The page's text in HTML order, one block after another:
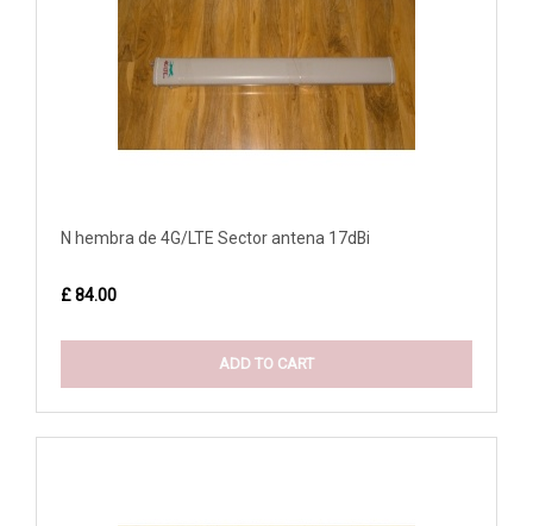
N hembra de 4G/LTE Sector antena 17dBi
£ 84.00
ADD TO CART